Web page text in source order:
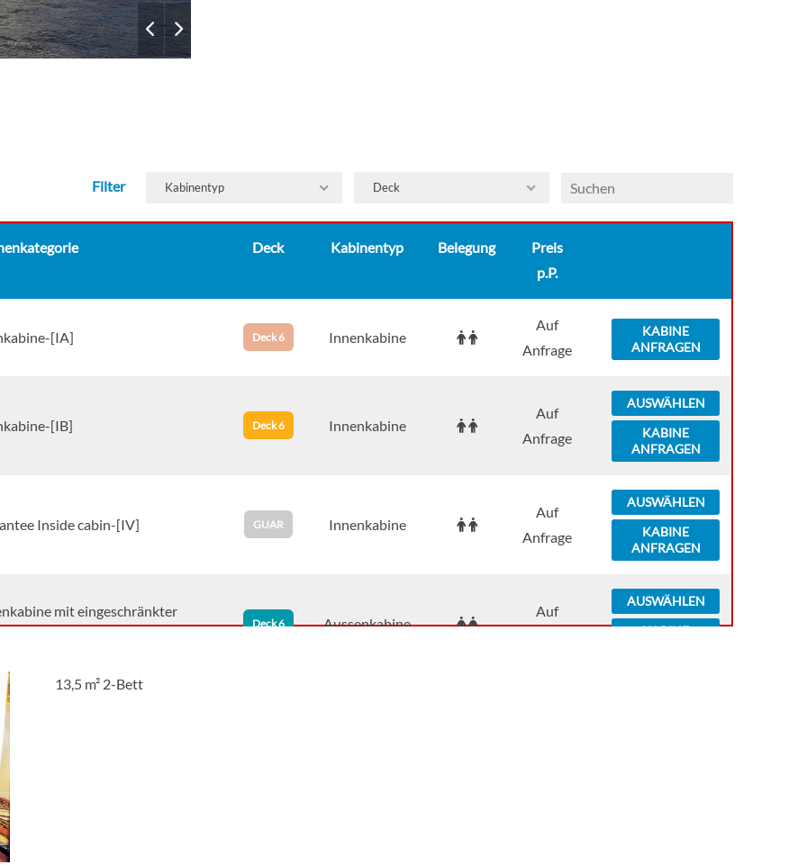
Filter Kabinentyp Deck
Deck Kabinentyp Belegung
Preis
p.P.
[IA] Deck 6 Innenkabine
Auf
Anfrage
KABINE
ANFRAGEN
[IB] Deck 6 Innenkabine
Auf
Anfrage
AUSWÄHLEN
KABINE
ANFRAGEN
Inside cabin-[IV] GUAR Innenkabine
Auf
Anfrage
AUSWÄHLEN
KABINE
ANFRAGEN
mit eingeschränkter
Deck 6 Aussenkabine
Auf
AUSWÄHLEN
KABINE
[MA]
[MB]
13,5 m² 2-Bett